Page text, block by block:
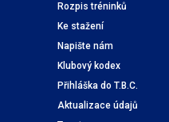
Rozpis tréninků
Ke stažení
Napište nám
Klubový kodex
Přihláška do T.B.C.
Aktualizace údajů